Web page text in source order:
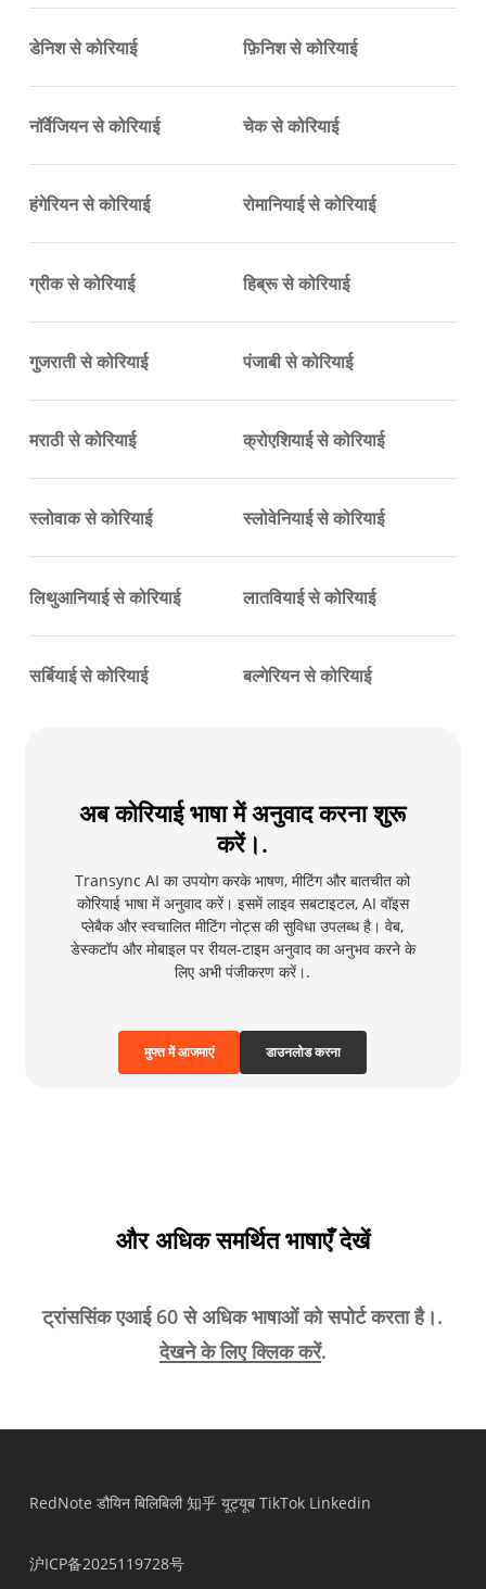
डेनिश से कोरियाई फ़िनिश से कोरियाई
नॉर्वेजियन से कोरियाई चेक से कोरियाई
हंगेरियन से कोरियाई रोमानियाई से कोरियाई
ग्रीक से कोरियाई हिब्रू से कोरियाई
गुजराती से कोरियाई पंजाबी से कोरियाई
मराठी से कोरियाई क्रोएशियाई से कोरियाई
स्लोवाक से कोरियाई स्लोवेनियाई से कोरियाई
लिथुआनियाई से कोरियाई लातवियाई से कोरियाई
सर्बियाई से कोरियाई बल्गेरियन से कोरियाई
अब कोरियाई भाषा में अनुवाद करना शुरू
करें।.
Transync AI का उपयोग करके भाषण, मीटिंग और बातचीत को
कोरियाई भाषा में अनुवाद करें। इसमें लाइव सबटाइटल, AI वॉइस
प्लेबैक और स्वचालित मीटिंग नोट्स की सुविधा उपलब्ध है। वेब,
डेस्कटॉप और मोबाइल पर रीयल-टाइम अनुवाद का अनुभव करने के
लिए अभी पंजीकरण करें।.
मुफ्त में आजमाएं डाउनलोड करना
और अधिक समर्थित भाषाएँ देखें
ट्रांससिंक एआई 60 से अधिक भाषाओं को सपोर्ट करता है।.
देखने के लिए क्लिक करें.
RedNote डौयिन बिलिबिली 知乎 यूट्यूब TikTok Linkedin
沪ICP备2025119728号